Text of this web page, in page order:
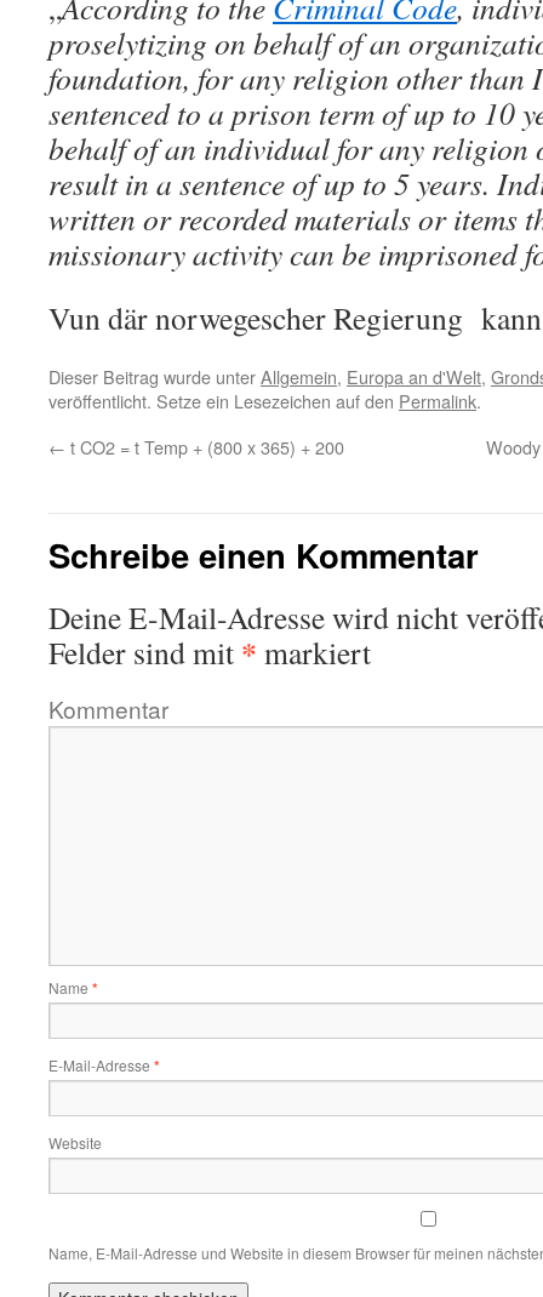
proselytizing on behalf of an
foundation, for any religion other than
sentenced to a prison term of up to 10
behalf of an individual for any religion
result in a sentence of up to 5 years.
written or recorded materials or items
missionary activity can be imprisoned
Vun där norwegescher Regierung
Dieser Beitrag wurde unterAllgemein, Europa an d'Welt,
veröffentlicht. Setze ein Lesezeichen auf den Permalink.
← t CO2 = t Temp + (800 x 365) + 200
Schreibe einen Kommentar
Deine E-Mail-Adresse wird nicht
Felder sind mit * markiert
Kommentar
Name *
E-Mail-Adresse *
Website
Name, E-Mail-Adresse und Website in diesem Browser für meinen